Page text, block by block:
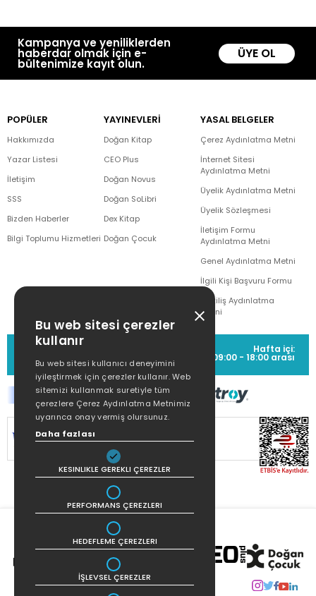
Kampanya ve yeniliklerden
haberdar olmak için e-
bültenimize kayıt olun.
ÜYE OL
POPÜLER
Hakkımızda
Yazar Listesi
İletişim
SSS
Bizden Haberler
Bilgi Toplumu Hizmetleri
YAYINEVLERİ
Doğan Kitap
CEO Plus
Doğan Novus
Doğan SoLibri
Dex Kitap
Doğan Çocuk
YASAL BELGELER
Çerez Aydınlatma Metni
İnternet Sitesi
Aydınlatma Metni
Üyelik Aydınlatma Metni
Üyelik Sözleşmesi
İletişim Formu
Aydınlatma Metni
Genel Aydınlatma Metni
İlgili Kişi Başvuru Formu
Çekiliş Aydınlatma
Metni
MÜŞTERİ HİZMETLERİ
(0212) 373 77 00
Hafta içi:
09:00 - 18:00 arası
SİTEMİZ
KORUNMAKTADIR.
Bu web sitesi çerezler
kullanır
Bu web sitesi kullanıcı deneyimini
iyileştirmek için çerezler kullanır. Web
sitemizi kullanmak suretiyle tüm
çerezlere Çerez Aydınlatma Metnimiz
uyarınca onay vermiş olursunuz.
Daha fazlası
KESINLIKLE GEREKLI ÇEREZLER
PERFORMANS ÇEREZLERI
HEDEFLEME ÇEREZLERI
İŞLEVSEL ÇEREZLER